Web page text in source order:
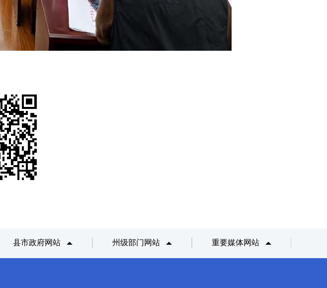
县市政府网站 州级部门网站 重要媒体网站